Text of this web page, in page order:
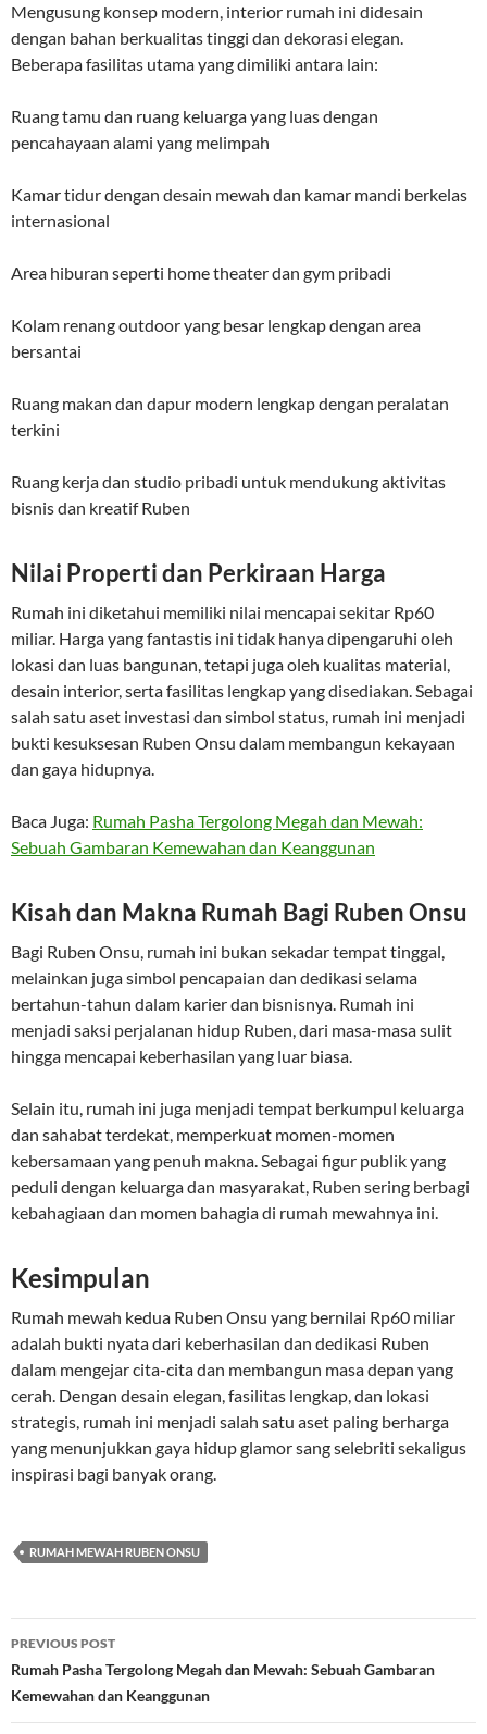
Mengusung konsep modern, interior rumah ini didesain
dengan bahan berkualitas tinggi dan dekorasi elegan.
Beberapa fasilitas utama yang dimiliki antara lain:
Ruang tamu dan ruang keluarga yang luas dengan
pencahayaan alami yang melimpah
Kamar tidur dengan desain mewah dan kamar mandi berkelas
internasional
Area hiburan seperti home theater dan gym pribadi
Kolam renang outdoor yang besar lengkap dengan area
bersantai
Ruang makan dan dapur modern lengkap dengan peralatan
terkini
Ruang kerja dan studio pribadi untuk mendukung aktivitas
bisnis dan kreatif Ruben
Nilai Properti dan Perkiraan Harga
Rumah ini diketahui memiliki nilai mencapai sekitar Rp60
miliar. Harga yang fantastis ini tidak hanya dipengaruhi oleh
lokasi dan luas bangunan, tetapi juga oleh kualitas material,
desain interior, serta fasilitas lengkap yang disediakan. Sebagai
salah satu aset investasi dan simbol status, rumah ini menjadi
bukti kesuksesan Ruben Onsu dalam membangun kekayaan
dan gaya hidupnya.
Baca Juga: Rumah Pasha Tergolong Megah dan Mewah:
Sebuah Gambaran Kemewahan dan Keanggunan
Kisah dan Makna Rumah Bagi Ruben Onsu
Bagi Ruben Onsu, rumah ini bukan sekadar tempat tinggal,
melainkan juga simbol pencapaian dan dedikasi selama
bertahun-tahun dalam karier dan bisnisnya. Rumah ini
menjadi saksi perjalanan hidup Ruben, dari masa-masa sulit
hingga mencapai keberhasilan yang luar biasa.
Selain itu, rumah ini juga menjadi tempat berkumpul keluarga
dan sahabat terdekat, memperkuat momen-momen
kebersamaan yang penuh makna. Sebagai figur publik yang
peduli dengan keluarga dan masyarakat, Ruben sering berbagi
kebahagiaan dan momen bahagia di rumah mewahnya ini.
Kesimpulan
Rumah mewah kedua Ruben Onsu yang bernilai Rp60 miliar
adalah bukti nyata dari keberhasilan dan dedikasi Ruben
dalam mengejar cita-cita dan membangun masa depan yang
cerah. Dengan desain elegan, fasilitas lengkap, dan lokasi
strategis, rumah ini menjadi salah satu aset paling berharga
yang menunjukkan gaya hidup glamor sang selebriti sekaligus
inspirasi bagi banyak orang.
RUMAH MEWAH RUBEN ONSU
Post
navigation
PREVIOUS POST
Rumah Pasha Tergolong Megah dan Mewah: Sebuah Gambaran
Kemewahan dan Keanggunan